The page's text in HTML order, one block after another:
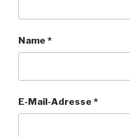
Name *
E-Mail-Adresse *